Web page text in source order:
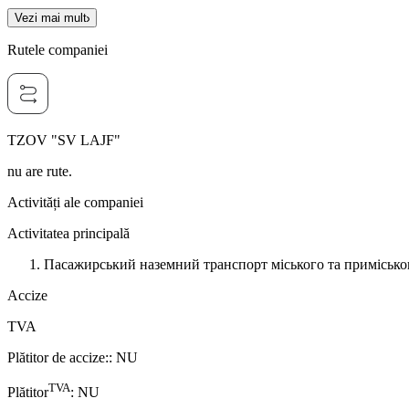
Vezi mai mult
Rutele companiei
TZOV "SV LAJF"
nu are rute.
Activități ale companiei
Activitatea principală
Пасажирський наземний транспорт міського та
Accize
TVA
Plătitor de accize:: NU
PlătitorTVA: NU